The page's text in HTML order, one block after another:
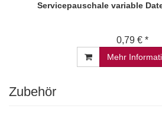
Servicepauschale variable
0,79 € *
Mehr
Zubehör